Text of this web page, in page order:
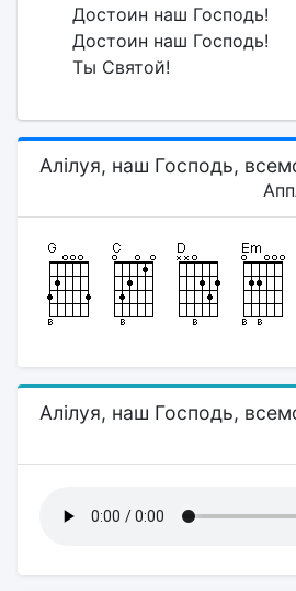
Достоин наш Господь!
Достоин наш Господь!
Ты Святой!
Алілуя, наш Господь,
Алілуя, наш Господь,